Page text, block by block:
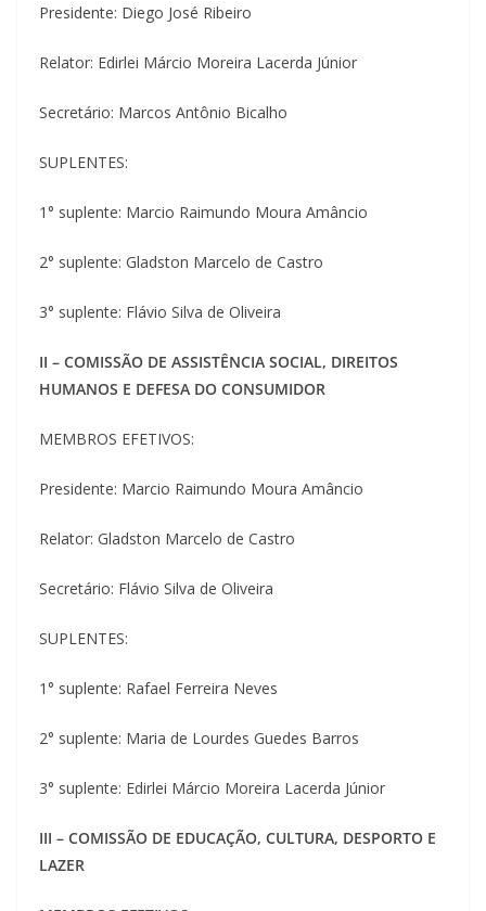
Presidente: Diego José Ribeiro
Relator: Edirlei Márcio Moreira Lacerda Júnior
Secretário: Marcos Antônio Bicalho
SUPLENTES:
1° suplente: Marcio Raimundo Moura Amâncio
2° suplente: Gladston Marcelo de Castro
3° suplente: Flávio Silva de Oliveira
II – COMISSÃO DE ASSISTÊNCIA SOCIAL, DIREITOS
HUMANOS E DEFESA DO CONSUMIDOR
MEMBROS EFETIVOS:
Presidente: Marcio Raimundo Moura Amâncio
Relator: Gladston Marcelo de Castro
Secretário: Flávio Silva de Oliveira
SUPLENTES:
1° suplente: Rafael Ferreira Neves
2° suplente: Maria de Lourdes Guedes Barros
3° suplente: Edirlei Márcio Moreira Lacerda Júnior
III – COMISSÃO DE EDUCAÇÃO, CULTURA, DESPORTO E
LAZER